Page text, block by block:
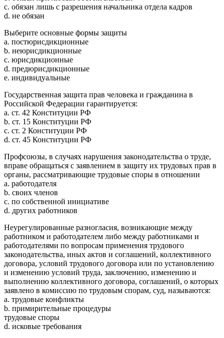
c. обязан лишь с разрешения начальника отдела кадров
d. не обязан
Выберите основные формы защиты
a. постюрисдикционные
b. неюрисдикционные
c. юрисдикционные
d. предюрисдикционные
e. индивидуальные
Государственная защита прав человека и гражданина в
Российской Федерации гарантируется:
a. ст. 42 Конституции РФ
b. ст. 15 Конституции РФ
c. ст. 2 Конституции РФ
d. ст. 45 Конституции РФ
Профсоюзы, в случаях нарушения законодательства о труде,
вправе обращаться с заявлением в защиту их трудовых прав в
органы, рассматривающие трудовые споры в отношении
a. работодателя
b. своих членов
c. по собственной инициативе
d. других работников
Неурегулированные разногласия, возникающие между
работником и работодателем либо между работниками и
работодателями по вопросам применения трудового
законодательства, иных актов и соглашений, коллективного
договора, условий трудового договора или по установлению
и изменению условий труда, заключению, изменению и
выполнению коллективного договора, соглашений, о которых
заявлено в комиссию по трудовым спорам, суд, называются:
a. трудовые конфликты
b. примирительные процедуры
трудовые споры
d. исковые требования